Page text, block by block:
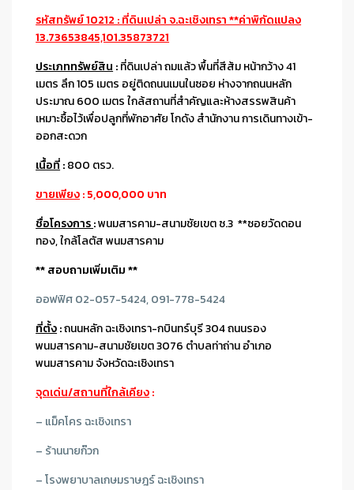
รหัสทรัพย์ 10212 : ที่ดินเปล่า จ.ฉะเชิงเทรา **ค่าพิกัดแปลง
13.73653845,101.35873721
ประเภททรัพย์สิน :ที่ดินเปล่า ถมแล้ว พื้นที่สีส้ม หน้ากว้าง 41
เมตร ลึก 105 เมตร อยู่ติดถนนเมนในซอย ห่างจากถนนหลัก
ประมาณ 600 เมตร ใกล้สถานที่สำคัญและห้างสรรพสินค้า
เหมาะซื้อไว้เพื่อปลูกที่พักอาศัย โกดัง สำนักงาน การเดินทางเข้า-
ออกสะดวก
เนื้อที่:800 ตรว.
ขายเพียง: 5,000,000 บาท
ชื่อโครงการ:พนมสารคาม-สนามชัยเขต ซ.3 **ซอยวัดดอน
ทอง, ใกล้โลตัส พนมสารคาม
** สอบถามเพิ่มเติม **
ออฟฟิศ 02-057-5424, 091-778-5424
ที่ตั้ง:ถนนหลัก ฉะเชิงเทรา-กบินทร์บุรี 304 ถนนรอง
พนมสารคาม-สนามชัยเขต 3076 ตำบลท่าถ่าน อำเภอ
พนมสารคาม จังหวัดฉะเชิงเทรา
จุดเด่น/สถานที่ใกล้เคียง:
– แม็คโคร ฉะเชิงเทรา
– ร้านนายก๊วก
– โรงพยาบาลเกษมราษฎร์ ฉะเชิงเทรา